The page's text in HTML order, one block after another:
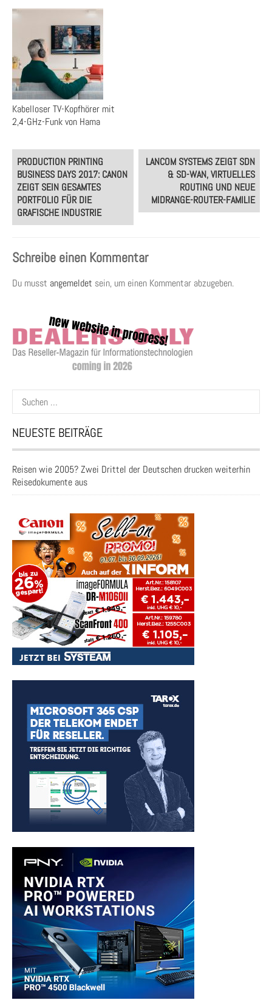
Kabelloser TV-Kopfhörer mit
2,4-GHz-Funk von Hama
Post
navigation
PRODUCTION PRINTING
BUSINESS DAYS 2017: CANON
ZEIGT SEIN GESAMTES
PORTFOLIO FÜR DIE
GRAFISCHE INDUSTRIE
LANCOM SYSTEMS ZEIGT SDN
& SD-WAN, VIRTUELLES
ROUTING UND NEUE
MIDRANGE-ROUTER-FAMILIE
Schreibe einen Kommentar
Du musst angemeldet sein, um einen Kommentar abzugeben.
Suchen
nach:
NEUESTE BEITRÄGE
Reisen wie 2005? Zwei Drittel der Deutschen drucken weiterhin
Reisedokumente aus